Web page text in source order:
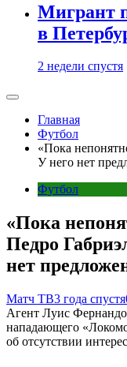
Мигрант
в
2 недели спустя
Главная
Футбол
«Пока
У него нет
Футбол
«Пока
Педро
нет
Матч ТВ3 года спустя
Агент Луис
нападающего
об отсутствии